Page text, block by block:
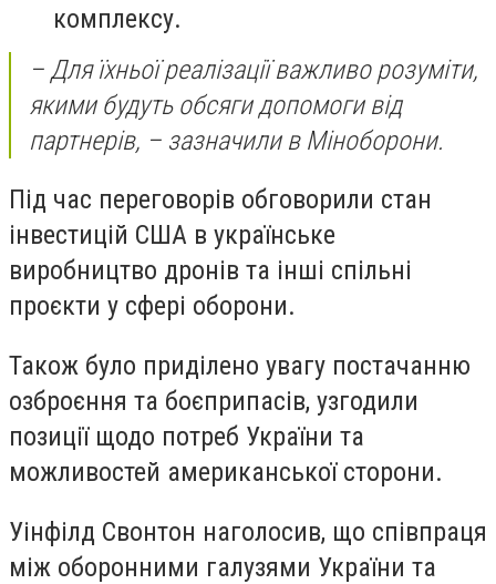
комплексу.
– Для їхньої реалізації важливо розуміти,
якими будуть обсяги допомоги від
партнерів, – зазначили в Міноборони.
Під час переговорів обговорили стан
інвестицій США в українське
виробництво дронів та інші спільні
проєкти у сфері оборони.
Також було приділено увагу постачанню
озброєння та боєприпасів, узгодили
позиції щодо потреб України та
можливостей американської сторони.
Уінфілд Свонтон наголосив, що співпраця
між оборонними галузями України та